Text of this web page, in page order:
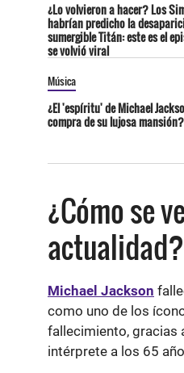
¿Lo volvieron a hacer? Los
habrían predicho la
sumergible Titán: este es el
se volvió viral
Música
¿El 'espíritu' de Michael
compra de su lujosa mansión?
¿Cómo se
actualidad?
Michael Jackson
como uno de los
fallecimiento, gracias
intérprete a los 65